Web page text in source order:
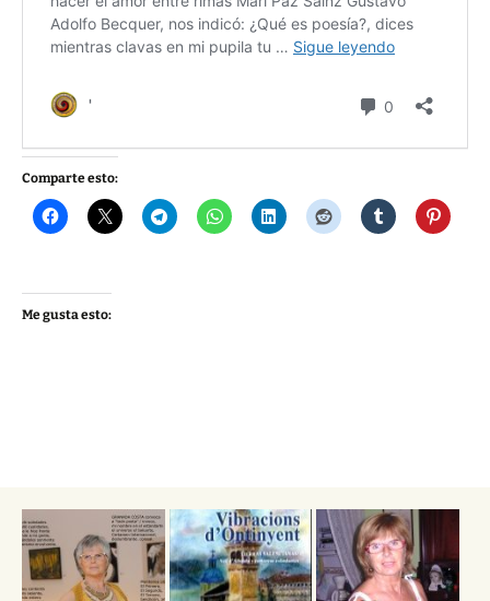
Comparte esto:
Me gusta esto: